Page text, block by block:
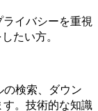
イバシーを重視
たい方。
の検索、ダウン
。技術的な知識